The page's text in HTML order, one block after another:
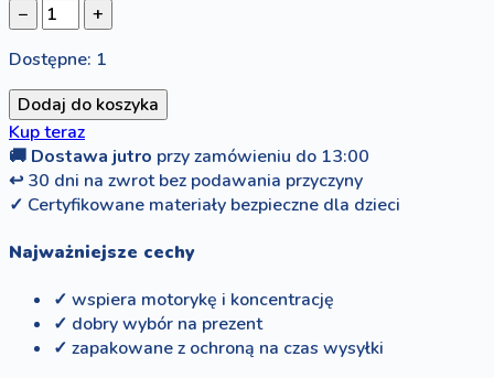
−
+
Dostępne: 1
Dodaj do koszyka
Kup teraz
🚚 Dostawa jutro przy zamówieniu do 13:00
↩ 30 dni na zwrot bez podawania przyczyny
✓ Certyfikowane materiały bezpieczne dla dzieci
Najważniejsze cechy
✓ wspiera motorykę i koncentrację
✓ dobry wybór na prezent
✓ zapakowane z ochroną na czas wysyłki